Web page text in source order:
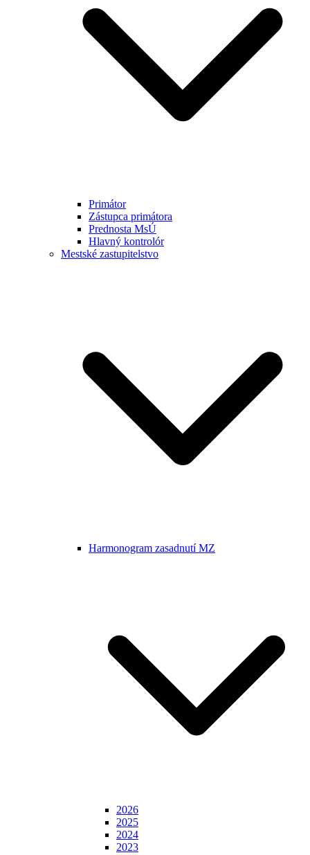
Primátor
Zástupca primátora
Prednosta MsÚ
Hlavný kontrolór
Mestské zastupitelstvo
Harmonogram zasadnutí MZ
2026
2025
2024
2023